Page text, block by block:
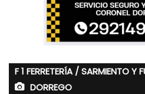
F 1 FERRETERÍA / SARMIENTO Y
DORREGO